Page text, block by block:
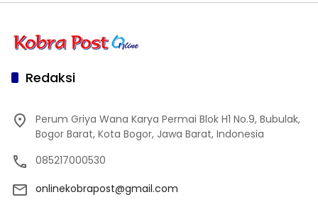
Redaksi
Perum Griya Wana Karya Permai Blok H1 No.9, Bubulak,
Bogor Barat, Kota Bogor, Jawa Barat, Indonesia
085217000530
onlinekobrapost@gmail.com